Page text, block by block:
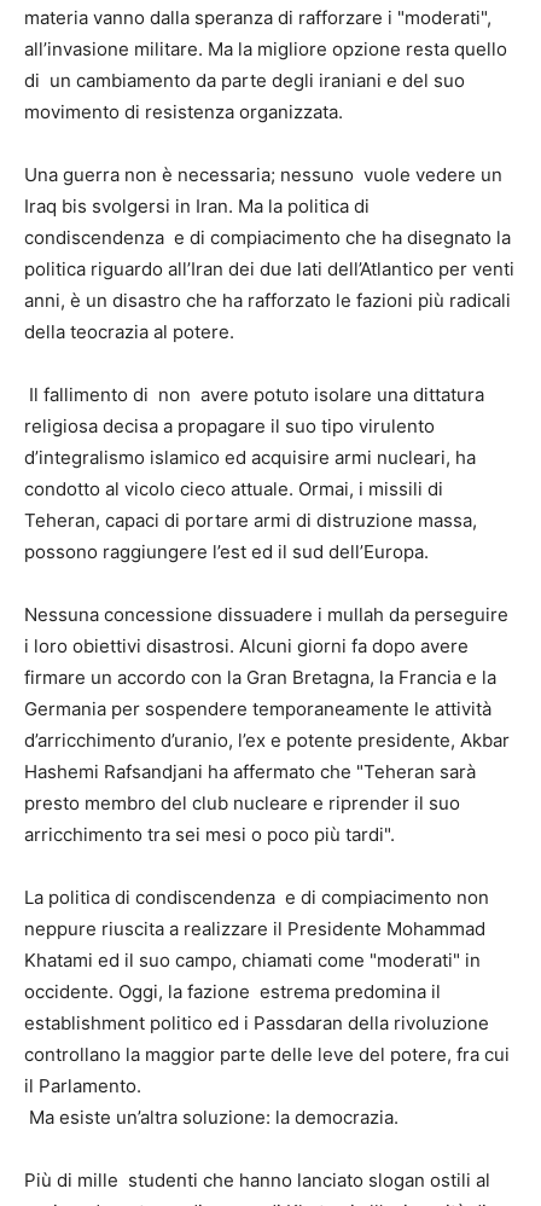
materia vanno dalla speranza di rafforzare i "moderati",
all’invasione militare. Ma la migliore opzione resta quello
di un cambiamento da parte degli iraniani e del suo
movimento di resistenza organizzata.
Una guerra non è necessaria; nessuno vuole vedere un
Iraq bis svolgersi in Iran. Ma la politica di
condiscendenza e di compiacimento che ha disegnato la
politica riguardo all’Iran dei due lati dell’Atlantico per venti
anni, è un disastro che ha rafforzato le fazioni più radicali
della teocrazia al potere.
Il fallimento di non avere potuto isolare una dittatura
religiosa decisa a propagare il suo tipo virulento
d’integralismo islamico ed acquisire armi nucleari, ha
condotto al vicolo cieco attuale. Ormai, i missili di
Teheran, capaci di portare armi di distruzione massa,
possono raggiungere l’est ed il sud dell’Europa.
Nessuna concessione dissuadere i mullah da perseguire
i loro obiettivi disastrosi. Alcuni giorni fa dopo avere
firmare un accordo con la Gran Bretagna, la Francia e la
Germania per sospendere temporaneamente le attività
d’arricchimento d’uranio, l’ex e potente presidente, Akbar
Hashemi Rafsandjani ha affermato che "Teheran sarà
presto membro del club nucleare e riprender il suo
arricchimento tra sei mesi o poco più tardi".
La politica di condiscendenza e di compiacimento non
neppure riuscita a realizzare il Presidente Mohammad
Khatami ed il suo campo, chiamati come "moderati" in
occidente. Oggi, la fazione estrema predomina il
establishment politico ed i Passdaran della rivoluzione
controllano la maggior parte delle leve del potere, fra cui
il Parlamento.
Ma esiste un’altra soluzione: la democrazia.
Più di mille studenti che hanno lanciato slogan ostili al